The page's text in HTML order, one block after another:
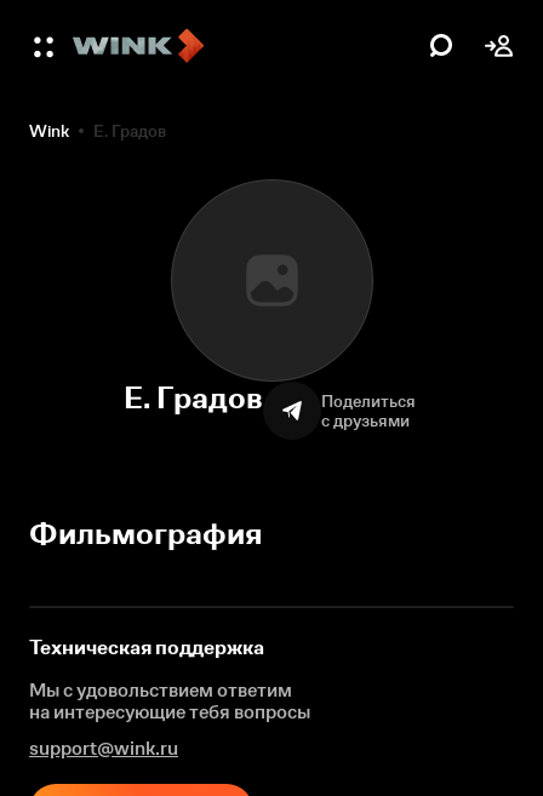
Wink Е. Градов
Е. Градов
Поделиться
с друзьями
Фильмография
Техническая поддержка
Мы с удовольствием ответим
на интересующиетебя вопросы
support@wink.ru